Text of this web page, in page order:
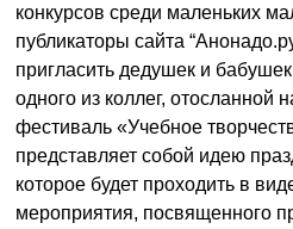
конкурсов среди маленьких
публикаторы сайта
пригласить дедушек и
одного из коллег, отосланной
фестиваль «Учебное
представляет собой идею
которое будет проходить в
мероприятия, посвященного